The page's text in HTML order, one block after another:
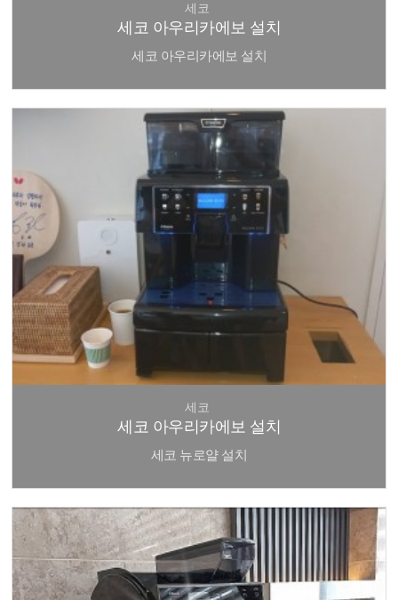
세코
세코 아우리카에보 설치
세코 아우리카에보 설치
세코
세코 아우리카에보 설치
세코 뉴로얄 설치